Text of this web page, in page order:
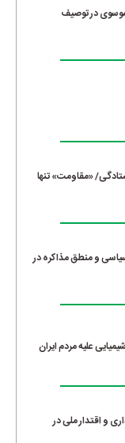
در توصیف
«مقاومت» تنها
و منطق مذاکره در
علیه مردم ایران
و اقتدار ملی در